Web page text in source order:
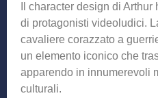
Il character design di
di protagonisti videoludici.
cavaliere corazzato a
un elemento iconico che
apparendo in innumerevoli
culturali.